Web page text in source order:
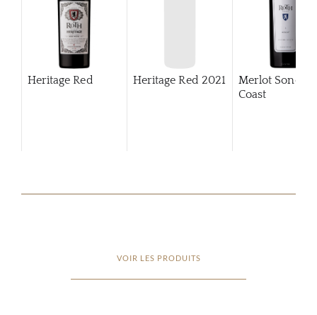
Heritage Red Heritage Red 2021
Merlot Sonoma
Coast
VOIR LES PRODUITS